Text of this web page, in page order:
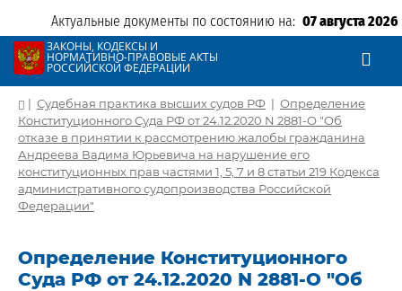
Актуальные документы по состоянию на: 07 августа 2026
ЗАКОНЫ, КОДЕКСЫ И
НОРМАТИВНО-ПРАВОВЫЕ АКТЫ
РОССИЙСКОЙ ФЕДЕРАЦИИ
| Судебная практика высших судов РФ | Определение
Конституционного Суда РФ от 24.12.2020 N 2881-О "Об
отказе в принятии к рассмотрению жалобы гражданина
Андреева Вадима Юрьевича на нарушение его
конституционных прав частями 1, 5, 7 и 8 статьи 219 Кодекса
административного судопроизводства Российской
Федерации"
Определение Конституционного
Суда РФ от 24.12.2020 N 2881-О "Об